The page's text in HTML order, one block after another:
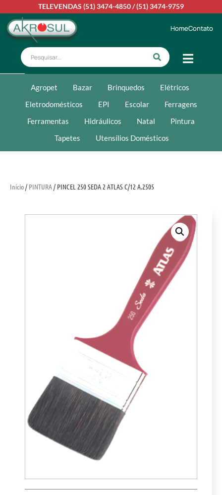
TELEVENDAS (51) 3474-4850/(51) 3474-9759
HomeContato
Agropet Bazar Brinquedos
Elétricos
Eletrodomésticos
EPI Escolar
Ferragens
Ferramentas
Hidráulicos Natal
Pintura
Tapetes
Utensílios Domésticos
Início/ PINTURA/ PINCEL 250 SEDA 2 ATLAS C/12 A.2505